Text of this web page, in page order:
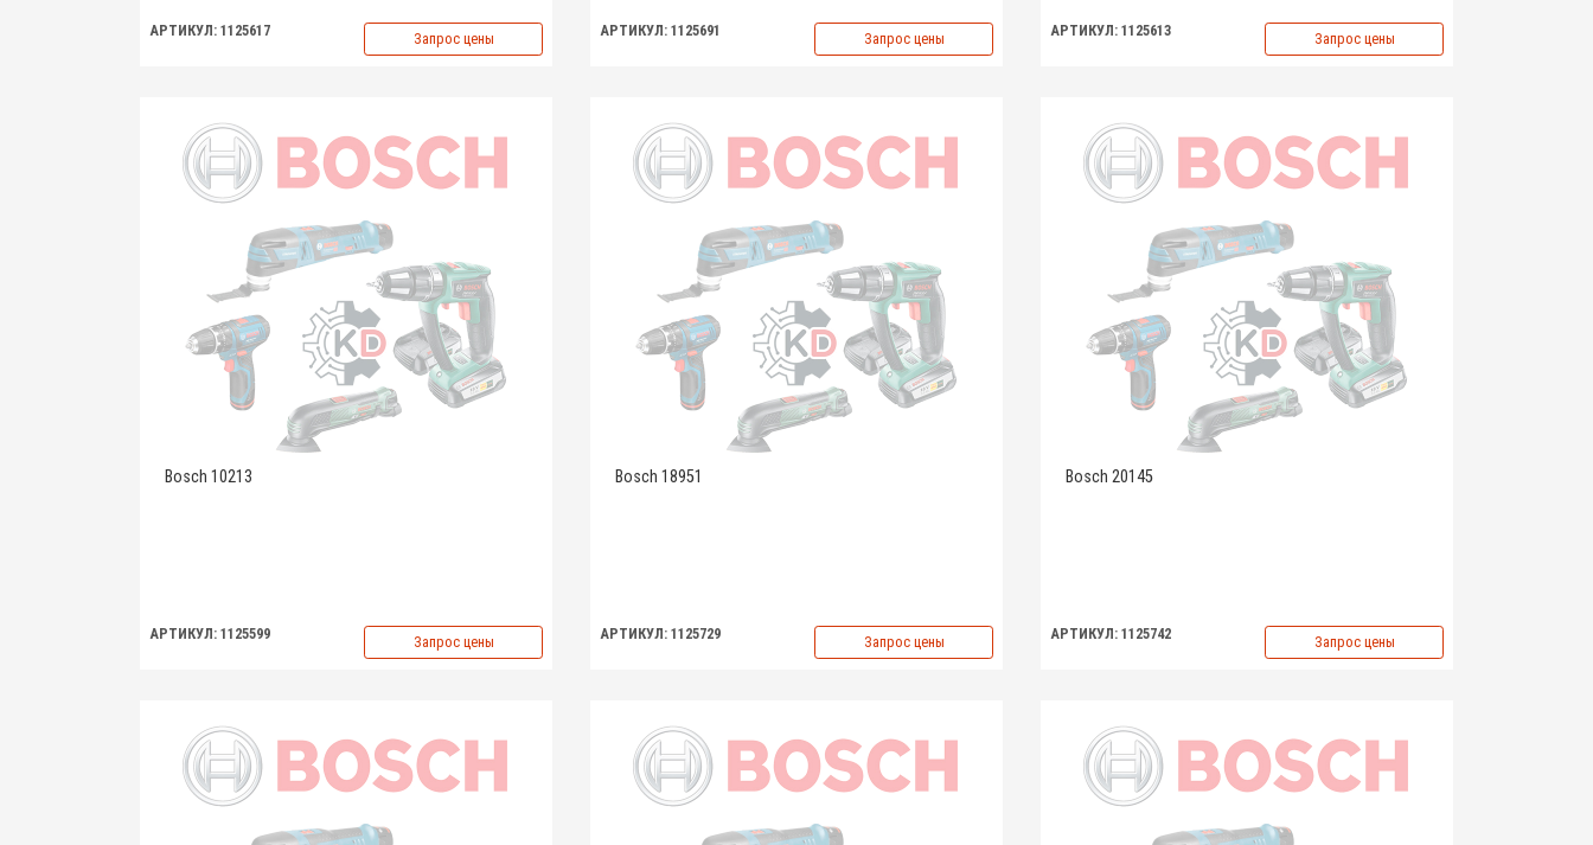
АРТИКУЛ: 1125617 Запрос цены АРТИКУЛ: 1125691 Запрос цены АРТИКУЛ: 1125613 Запрос цены
Bosch 10213
АРТИКУЛ: 1125599 Запрос цены
Bosch 18951
АРТИКУЛ: 1125729 Запрос цены
Bosch 20145
АРТИКУЛ: 1125742 Запрос цены